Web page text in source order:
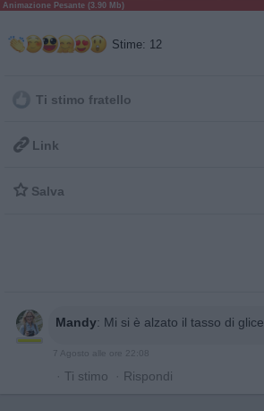
Animazione Pesante (3.90 Mb)
Stime: 12
Ti stimo fratello
 Link
 Salva
Mandy: Mi si è alzato il tasso di
7 Agosto alle ore 22:08
· Ti stimo · Rispondi